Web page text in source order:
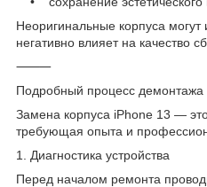
Неоригинальные корпуса могут
негативно влияет на качество
⸻
Подробный процесс демонтажа
Замена корпуса iPhone 13 —
требующая опыта и
1. Диагностика устройства
Перед началом ремонта